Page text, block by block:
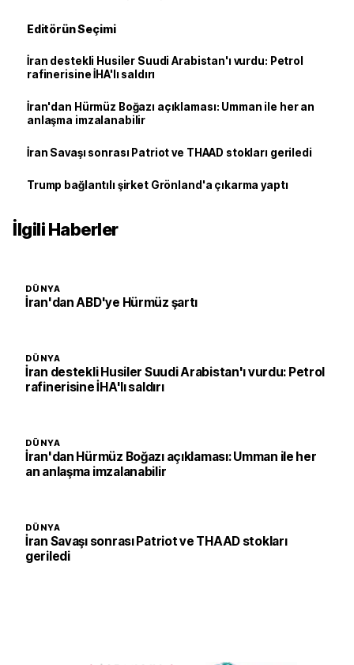
Editörün Seçimi
İran destekli Husiler Suudi Arabistan'ı vurdu: Petrol
rafinerisine İHA'lı saldırı
İran'dan Hürmüz Boğazı açıklaması: Umman ile her an
anlaşma imzalanabilir
İran Savaşı sonrası Patriot ve THAAD stokları geriledi
Trump bağlantılı şirket Grönland'a çıkarma yaptı
İlgili Haberler
DÜNYA
İran'dan ABD'ye Hürmüz şartı
DÜNYA
İran destekli Husiler Suudi Arabistan'ı vurdu: Petrol
rafinerisine İHA'lı saldırı
DÜNYA
İran'dan Hürmüz Boğazı açıklaması: Umman ile her
an anlaşma imzalanabilir
DÜNYA
İran Savaşı sonrası Patriot ve THAAD stokları
geriledi